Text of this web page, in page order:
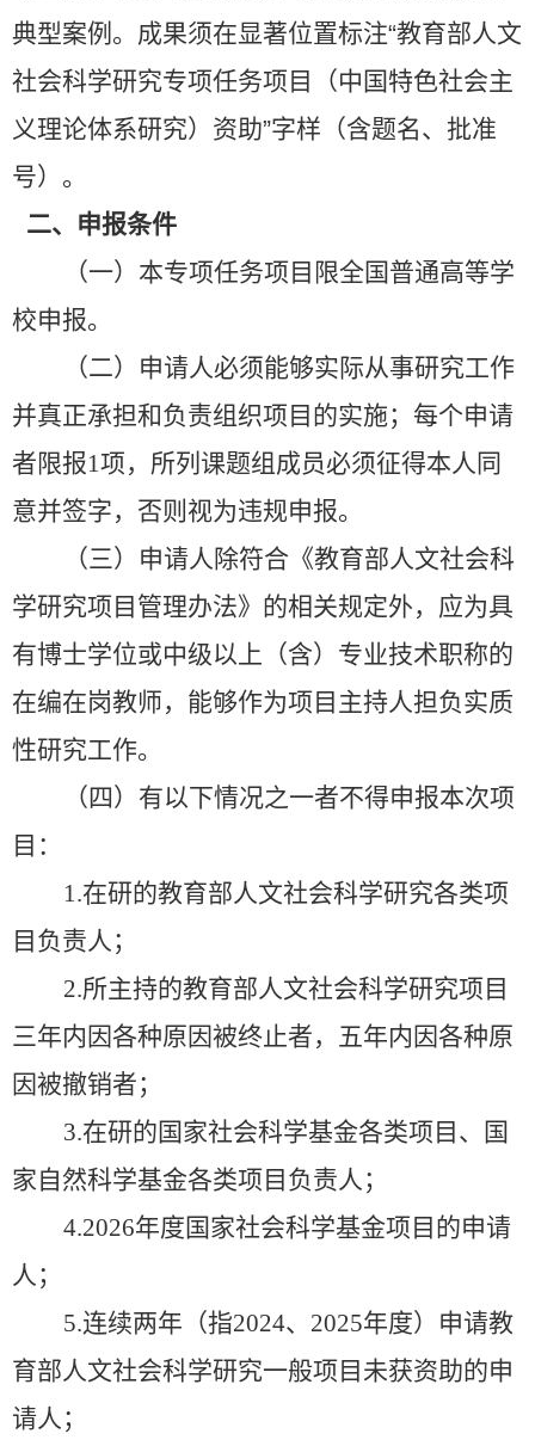
典型案例。成果须在显著位置标注“教育部人文
社会科学研究专项任务项目（中国特色社会主
义理论体系研究）资助”字样（含题名、批准
号）。
二、申报条件
（一）本专项任务项目限全国普通高等学
校申报。
（二）申请人必须能够实际从事研究工作
并真正承担和负责组织项目的实施；每个申请
者限报1项，所列课题组成员必须征得本人同
意并签字，否则视为违规申报。
（三）申请人除符合《教育部人文社会科
学研究项目管理办法》的相关规定外，应为具
有博士学位或中级以上（含）专业技术职称的
在编在岗教师，能够作为项目主持人担负实质
性研究工作。
（四）有以下情况之一者不得申报本次项
目：
1.在研的教育部人文社会科学研究各类项
目负责人；
2.所主持的教育部人文社会科学研究项目
三年内因各种原因被终止者，五年内因各种原
因被撤销者；
3.在研的国家社会科学基金各类项目、国
家自然科学基金各类项目负责人；
4.2026年度国家社会科学基金项目的申请
人；
5.连续两年（指2024、 2025年度）申请教
育部人文社会科学研究一般项目未获资助的申
请人；